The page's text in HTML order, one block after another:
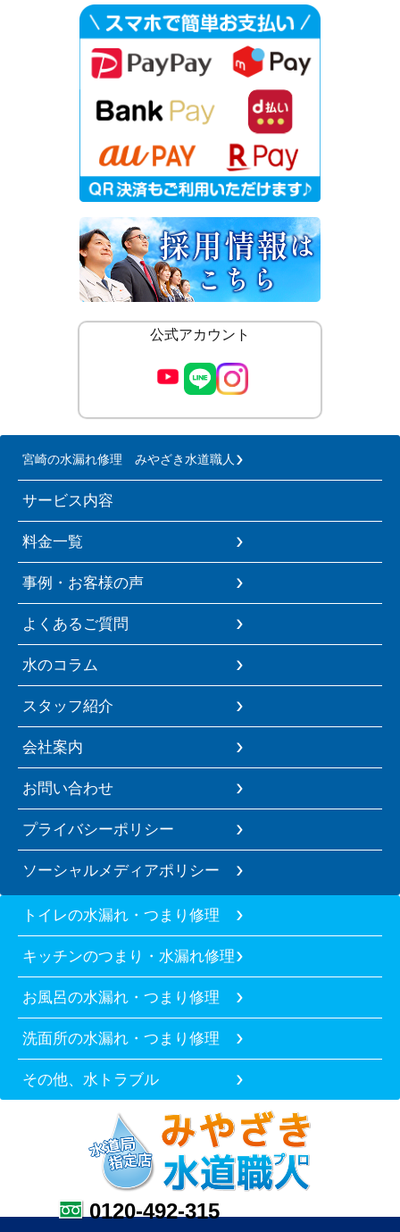
公式アカウント
宮崎の水漏れ修理 みやざき水道職人
サービス内容
料金一覧
事例・お客様の声
よくあるご質問
水のコラム
スタッフ紹介
会社案内
お問い合わせ
プライバシーポリシー
ソーシャルメディアポリシー
トイレの水漏れ・つまり修理
キッチンのつまり・水漏れ修理
お風呂の水漏れ・つまり修理
洗面所の水漏れ・つまり修理
その他、水トラブル
0120-492-315